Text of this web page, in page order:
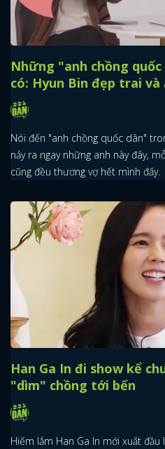
Những "anh chồng
có: Hyun Bin đẹp trai và
Nói đến "anh chồng quốc dân"
nảy ra ngay những anh này đây,
cũng đều thương vợ hết mình đấy.
Han Ga In đi show kể
"dìm" chồng tới bến
Hiếm lắm Han Ga In mới xuất